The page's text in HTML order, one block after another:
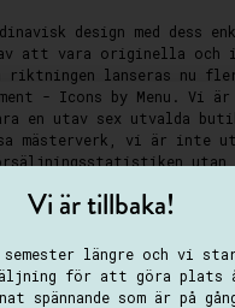
design med dess
av att vara originella och
riktningen lanseras nu
- Icons by Menu. Vi
en utav sex utvalda
mästerverk, vi är inte
LÄS MER
Vi är tillbaka!
längre och vi
för att göra plats
spännande som är på